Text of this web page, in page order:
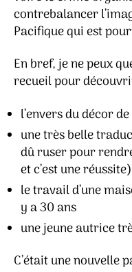
contrebalancer
Pacifique qui est
En bref, je ne peux
recueil pour
l’envers du décor
une très belle
dû ruser pour
et c’est une réussite)
le travail d’une
y a 30 ans
une jeune autrice
C’était une nouvelle